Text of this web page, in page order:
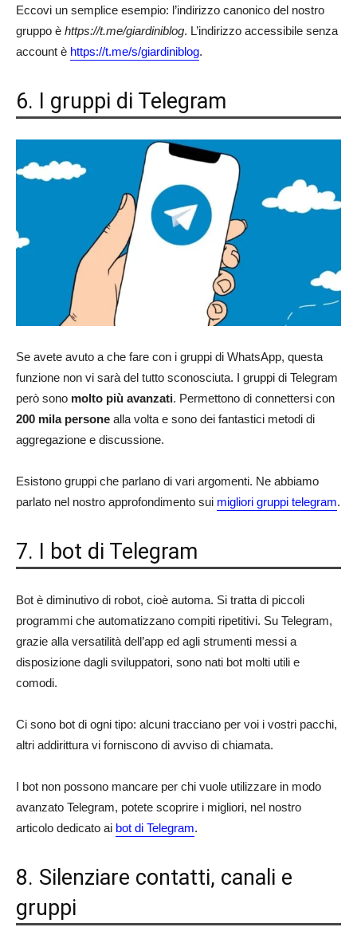
Eccovi un semplice esempio: l’indirizzo canonico del nostro
gruppo è https://t.me/giardiniblog. L’indirizzo accessibile senza
account è https://t.me/s/giardiniblog.
6. I gruppi di Telegram
Se avete avuto a che fare con i gruppi di WhatsApp, questa
funzione non vi sarà del tutto sconosciuta. I gruppi di Telegram
però sono molto più avanzati. Permettono di connettersi con
200 mila persone alla volta e sono dei fantastici metodi di
aggregazione e discussione.
Esistono gruppi che parlano di vari argomenti. Ne abbiamo
parlato nel nostro approfondimento sui migliori gruppi telegram.
7. I bot di Telegram
Bot è diminutivo di robot, cioè automa. Si tratta di piccoli
programmi che automatizzano compiti ripetitivi. Su Telegram,
grazie alla versatilità dell’app ed agli strumenti messi a
disposizione dagli sviluppatori, sono nati bot molti utili e
comodi.
Ci sono bot di ogni tipo: alcuni tracciano per voi i vostri pacchi,
altri addirittura vi forniscono di avviso di chiamata.
I bot non possono mancare per chi vuole utilizzare in modo
avanzato Telegram, potete scoprire i migliori, nel nostro
articolo dedicato ai bot di Telegram.
8. Silenziare contatti, canali e
gruppi